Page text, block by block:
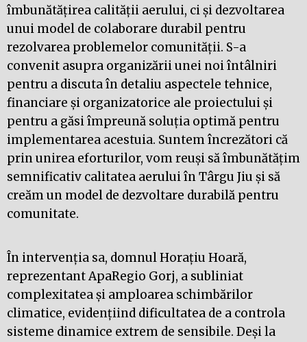
îmbunătățirea calității aerului, ci și dezvoltarea
unui model de colaborare durabil pentru
rezolvarea problemelor comunității. S-a
convenit asupra organizării unei noi întâlniri
pentru a discuta în detaliu aspectele tehnice,
financiare și organizatorice ale proiectului și
pentru a găsi împreună soluția optimă pentru
implementarea acestuia. Suntem încrezători că
prin unirea eforturilor, vom reuși să îmbunătățim
semnificativ calitatea aerului în Târgu Jiu și să
creăm un model de dezvoltare durabilă pentru
comunitate.
În intervenția sa, domnul Horațiu Hoară,
reprezentant ApaRegio Gorj, a subliniat
complexitatea și amploarea schimbărilor
climatice, evidențiind dificultatea de a controla
sisteme dinamice extrem de sensibile. Deși la